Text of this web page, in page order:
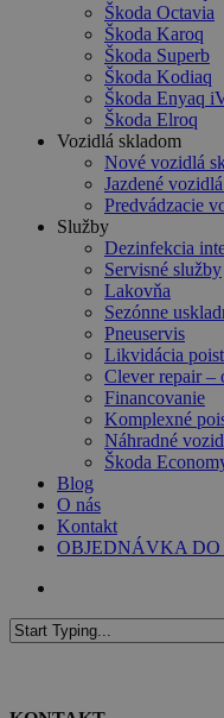
Škoda Octavia
Škoda Karoq
Škoda Superb
Škoda Kodiaq
Škoda Enyaq
Škoda Elroq
Vozidlá skladom
Nové vozidlá
Jazdené
Predvádzacie
Služby
Dezinfekcia
Servisné služby
Lakovňa
Sezónne
Pneuservis
Likvidácia
Clever repair –
Financovanie
Komplexné
Náhradné
Škoda
Blog
O nás
Kontakt
OBJEDNÁVKA DO